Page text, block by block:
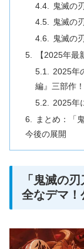
鬼滅の
鬼滅の
鬼滅の
【2025年
2025年
編』三部作！
2025年
まとめ：「
今後の展開
「鬼滅の
全なデマ！